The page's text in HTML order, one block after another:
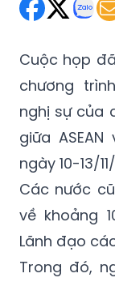
Cuộc họp
chương
nghị sự của
giữa
ngày 10-13/
Các nước
về khoảng
Lãnh đạo
Trong đó,